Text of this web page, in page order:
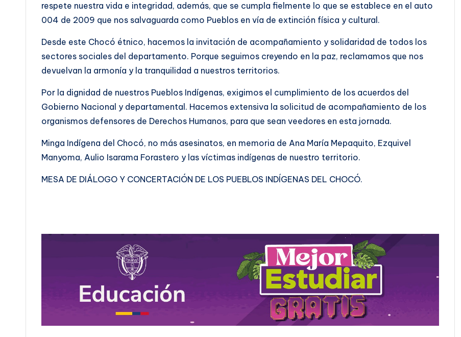
respete nuestra vida e integridad, además, que se cumpla fielmente lo que se establece en el auto
004 de 2009 que nos salvaguarda como Pueblos en vía de extinción física y cultural.
Desde este Chocó étnico, hacemos la invitación de acompañamiento y solidaridad de todos los
sectores sociales del departamento. Porque seguimos creyendo en la paz, reclamamos que nos
devuelvan la armonía y la tranquilidad a nuestros territorios.
Por la dignidad de nuestros Pueblos Indígenas, exigimos el cumplimiento de los acuerdos del
Gobierno Nacional y departamental. Hacemos extensiva la solicitud de acompañamiento de los
organismos defensores de Derechos Humanos, para que sean veedores en esta jornada.
Minga Indígena del Chocó, no más asesinatos, en memoria de Ana María Mepaquito, Ezquivel
Manyoma, Aulio Isarama Forastero y las víctimas indígenas de nuestro territorio.
MESA DE DIÁLOGO Y CONCERTACIÓN DE LOS PUEBLOS INDÍGENAS DEL CHOCÓ.